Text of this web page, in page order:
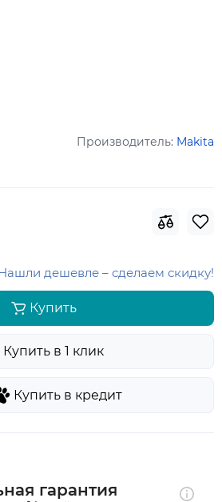
Производитель: Makita
дешевле – сделаем скидку!
Купить
Купить в кредит
Купить в 1 клик
гарантия